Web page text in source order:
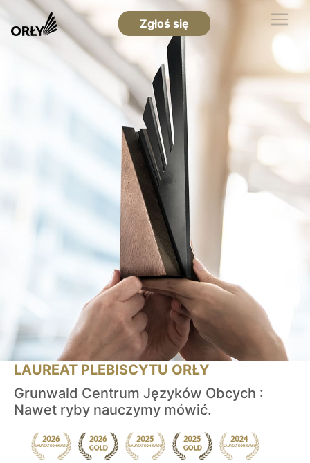
Zgłoś się
LAUREAT PLEBISCYTU ORŁY
Grunwald Centrum Języków Obcych :
Nawet ryby nauczymy mówić.